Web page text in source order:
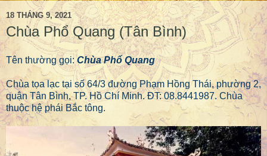
18 THÁNG 9, 2021
Chùa Phổ Quang (Tân Bình)
Tên thường gọi:Chùa Phổ Quang
Chùa tọa lạc tại số 64/3 đường Phạm Hồng Thái, phường 2,
quận Tân Bình, TP. Hồ Chí Minh. ĐT: 08.8441987. Chùa
thuộc hệ phái Bắc tông.